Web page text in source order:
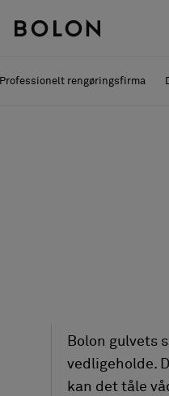
Professionelt rengøringsfirma
Bolon gulvets
vedligeholde.
kan det tåle